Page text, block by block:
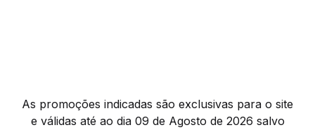
As promoções indicadas são exclusivas para o site
e válidas até ao dia 09 de Agosto de 2026 salvo